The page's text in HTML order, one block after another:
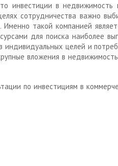
инвестиции в
сотрудничества важно
Именно такой компанией
для поиска наиболее
целей и
вложения в
по инвестициям в